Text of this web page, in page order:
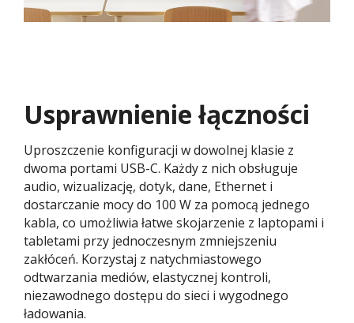
Usprawnienie łączności
Uproszczenie konfiguracji w dowolnej klasie z
dwoma portami USB-C. Każdy z nich obsługuje
audio, wizualizację, dotyk, dane, Ethernet i
dostarczanie mocy do 100 W za pomocą jednego
kabla, co umożliwia łatwe skojarzenie z laptopami i
tabletami przy jednoczesnym zmniejszeniu
zakłóceń. Korzystaj z natychmiastowego
odtwarzania mediów, elastycznej kontroli,
niezawodnego dostępu do sieci i wygodnego
ładowania.